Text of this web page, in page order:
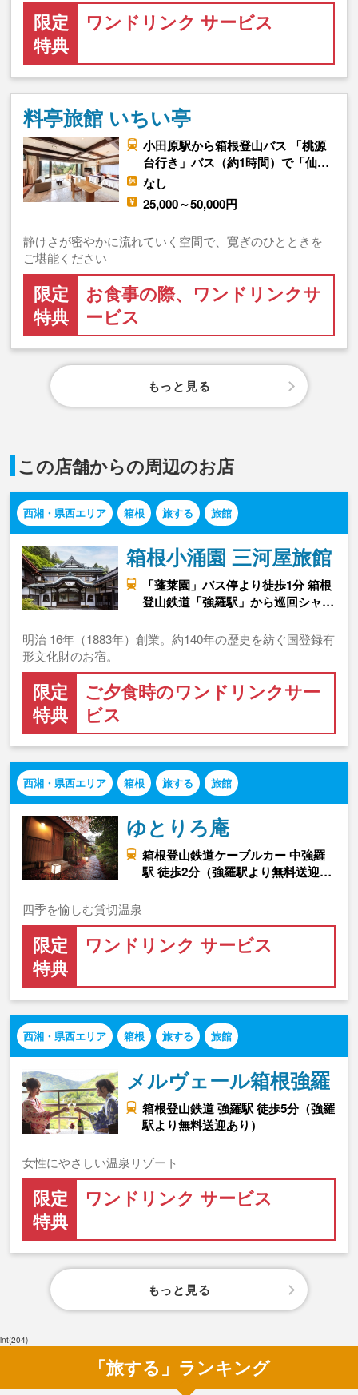
限定
特典
ワンドリンク サービス
料亭旅館 いちい亭
小田原駅から箱根登山バス 「桃源
台行き」バス（約1時間）で「仙…
なし
25,000～50,000円
静けさが密やかに流れていく空間で、寛ぎのひとときを
ご堪能ください
限定
特典
お食事の際、ワンドリンクサ
ービス
もっと見る
この店舗からの周辺のお店
西湘・県西エリア 箱根 旅する 旅館
箱根小涌園 三河屋旅館
「蓬莱園」バス停より徒歩1分 箱根
登山鉄道「強羅駅」から巡回シャ…
明治 16年（1883年）創業。約140年の歴史を紡ぐ国登録有
形文化財のお宿。
限定
特典
ご夕食時のワンドリンクサー
ビス
西湘・県西エリア 箱根 旅する 旅館
ゆとりろ庵
箱根登山鉄道ケーブルカー 中強羅
駅 徒歩2分（強羅駅より無料送迎…
四季を愉しむ貸切温泉
限定
特典
ワンドリンク サービス
西湘・県西エリア 箱根 旅する 旅館
メルヴェール箱根強羅
箱根登山鉄道 強羅駅 徒歩5分（強羅
駅より無料送迎あり）
女性にやさしい温泉リゾート
限定
特典
ワンドリンク サービス
もっと見る
int(204)
「旅する」ランキング